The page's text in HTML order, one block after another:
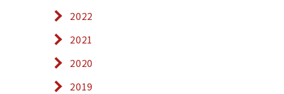
2022
2021
2020
2019